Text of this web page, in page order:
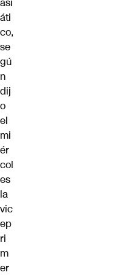
áti
co,
se
gú
n
dij
o
el
mi
ér
col
es
la
vic
ep
ri
m
er